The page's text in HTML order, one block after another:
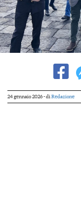
24 gennaio 2026- di Redazione